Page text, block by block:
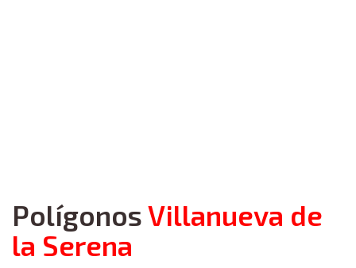
PolígonosVillanueva de
la Serena